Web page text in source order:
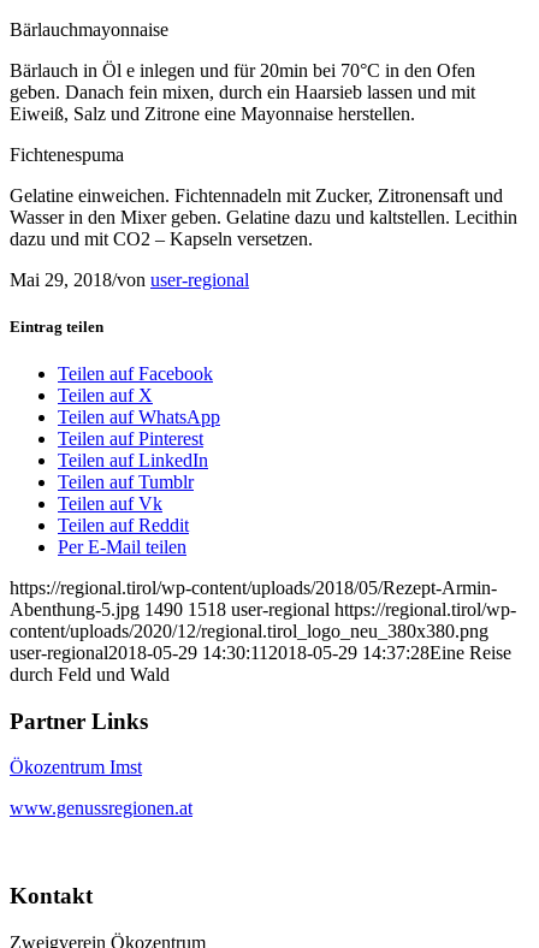
Bärlauchmayonnaise
Bärlauch in Öl e inlegen und für 20min bei 70°C in den Ofen
geben. Danach fein mixen, durch ein Haarsieb lassen und mit
Eiweiß, Salz und Zitrone eine Mayonnaise herstellen.
Fichtenespuma
Gelatine einweichen. Fichtennadeln mit Zucker, Zitronensaft und
Wasser in den Mixer geben. Gelatine dazu und kaltstellen. Lecithin
dazu und mit CO2 – Kapseln versetzen.
Mai 29, 2018/von user-regional
Eintrag teilen
Teilen auf Facebook
Teilen auf X
Teilen auf WhatsApp
Teilen auf Pinterest
Teilen auf LinkedIn
Teilen auf Tumblr
Teilen auf Vk
Teilen auf Reddit
Per E-Mail teilen
https://regional.tirol/wp-content/uploads/2018/05/Rezept-Armin-
Abenthung-5.jpg 1490 1518 user-regional https://regional.tirol/wp-
content/uploads/2020/12/regional.tirol_logo_neu_380x380.png
user-regional2018-05-29 14:30:11 2018-05-29 14:37:28Eine Reise
durch Feld und Wald
Partner Links
Ökozentrum Imst
www.genussregionen.at
Kontakt
Zweigverein Ökozentrum